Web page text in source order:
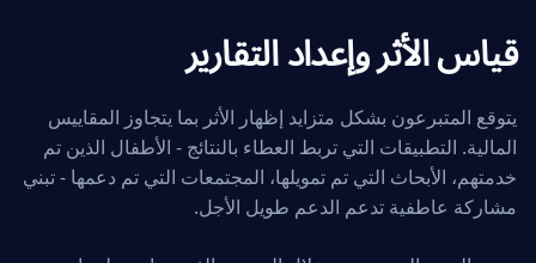
قياس الأثر وإعداد التقارير
يتوقع المتبرعون بشكل متزايد إظهار الأثر بما يتجاوز المقاييس
المالية. التطبيقات التي تربط العطاء بالنتائج - الأطفال الذين تم
خدمتهم، الأبحاث التي تم تمويلها، المجتمعات التي تم دعمها - تبني
مشاركة عاطفية تدعم الدعم طويل الأجل.